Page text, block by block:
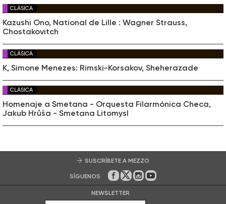
CLÁSICA
Kazushi Ono, National de Lille : Wagner Strauss,
Chostakovitch
CLÁSICA
K, Simone Menezes: Rimski-Korsakov, Sheherazade
CLÁSICA
Homenaje a Smetana - Orquesta Filarmónica Checa,
Jakub Hrůša - Smetana Litomysl
SUSCRÍBETE A MEZZO
SÍGUENOS En Facebook
En Twitter
En Instagram
En Youtube
NEWSLETTER